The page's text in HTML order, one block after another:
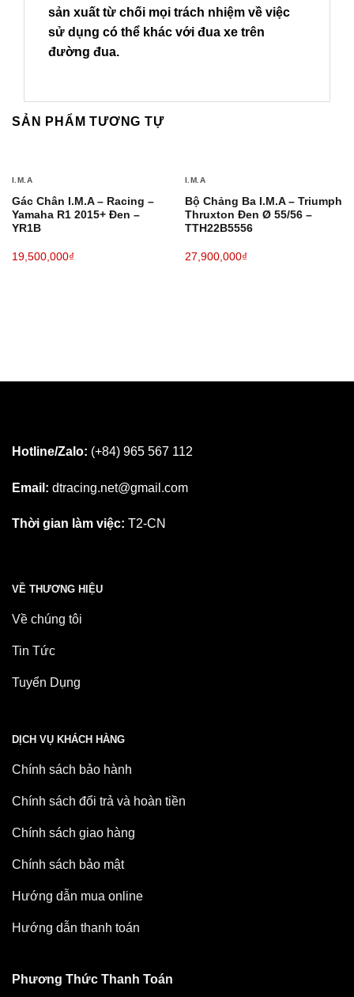
sản xuất từ ​​chối mọi trách nhiệm về việc
sử dụng có thể khác với đua xe trên
đường đua.
SẢN PHẨM TƯƠNG TỰ
I.M.A
Gác Chân I.M.A – Racing –
Yamaha R1 2015+ Đen –
YR1B
19,500,000₫
I.M.A
Bộ Chảng Ba I.M.A – Triumph
Thruxton Đen Ø 55/56 –
TTH22B5556
27,900,000₫
Hotline/Zalo: (+84) 965 567 112
Email: dtracing.net@gmail.com
Thời gian làm việc: T2-CN
VỀ THƯƠNG HIỆU
Về chúng tôi
Tin Tức
Tuyển Dụng
DỊCH VỤ KHÁCH HÀNG
Chính sách bảo hành
Chính sách đổi trả và hoàn tiền
Chính sách giao hàng
Chính sách bảo mật
Hướng dẫn mua online
Hướng dẫn thanh toán
Phương Thức Thanh Toán